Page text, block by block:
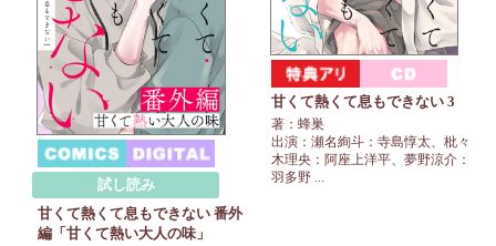
試し読み
甘くて熱くて息もできない 番外
編「甘くて熱い大人の味」
甘くて熱くて息もできない 3
著：蜂巣
出演：瀬名絢斗：寺島惇太、枇々
木理央：阿座上洋平、夢野涼介：
羽多野 ...